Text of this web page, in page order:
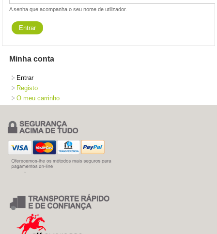
A senha que acompanha o seu nome de utilizador.
Minha conta
Entrar
Registo
O meu carrinho